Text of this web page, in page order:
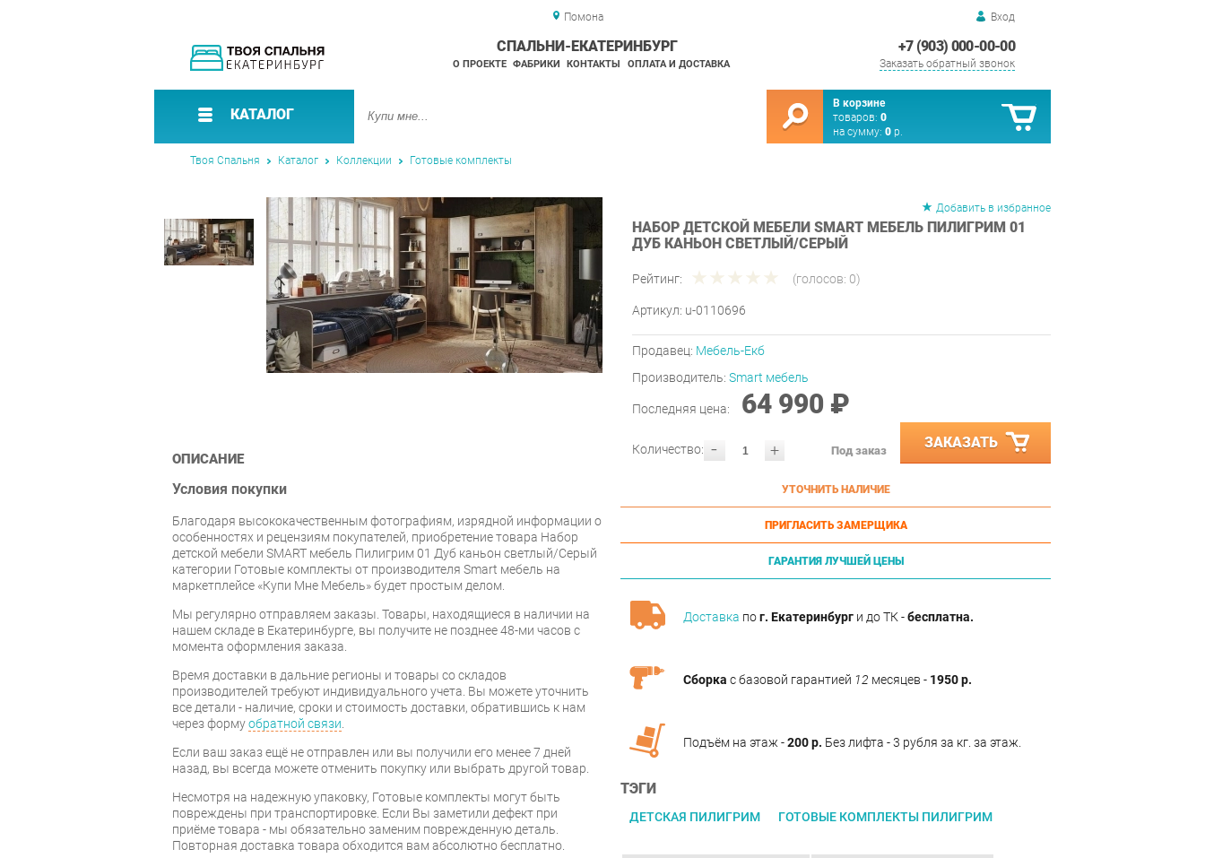
Помона Вход
+7 (903) 000-00-00
Заказать обратный звонок
СПАЛЬНИ-ЕКАТЕРИНБУРГ
О ПРОЕКТЕ ФАБРИКИ КОНТАКТЫ ОПЛАТА И ДОСТАВКА
КАТАЛОГ
В корзине
товаров: 0
на сумму: 0 р.
Твоя Спальня Каталог Коллекции Готовые комплекты
Добавить в избранное
НАБОР ДЕТСКОЙ МЕБЕЛИ SMART МЕБЕЛЬ ПИЛИГРИМ 01
ДУБ КАНЬОН СВЕТЛЫЙ/СЕРЫЙ
Рейтинг: (голосов: 0)
Артикул: u-0110696
Продавец: Мебель-Екб
Производитель: Smart мебель
Последняя цена: 64 990 ₽
- +
Количество: Под заказ ЗАКАЗАТЬ
УТОЧНИТЬ НАЛИЧИЕ
ПРИГЛАСИТЬ ЗАМЕРЩИКА
ГАРАНТИЯ ЛУЧШЕЙ ЦЕНЫ
Доставка пог. Екатеринбург и до ТК -бесплатна.
Сборка с базовой гарантией 12 месяцев - 1950 р.
Подъём на этаж -200 р. Без лифта - 3 рубля за кг. за этаж.
ТЭГИ
ДЕТСКАЯ ПИЛИГРИМ ГОТОВЫЕ КОМПЛЕКТЫ ПИЛИГРИМ
ОПИСАНИЕ
Условия покупки
Благодаря высококачественным фотографиям, изрядной информации о
особенностях и рецензиям покупателей, приобретение товара Набор
детской мебели SMART мебель Пилигрим 01 Дуб каньон светлый/Серый
категории Готовые комплекты от производителя Smart мебель на
маркетплейсе «Купи Мне Мебель» будет простым делом.
Мы регулярно отправляем заказы. Товары, находящиеся в наличии на
нашем складе в Екатеринбурге, вы получите не позднее 48-ми часов с
момента оформления заказа.
Время доставки в дальние регионы и товары со складов
производителей требуют индивидуального учета. Вы можете уточнить
все детали - наличие, сроки и стоимость доставки, обратившись к нам
через формуобратной связи
Если ваш заказ ещё не отправлен или вы получили его менее 7 дней
назад, вы всегда можете отменить покупку или выбрать другой товар.
Несмотря на надежную упаковку, Готовые комплекты могут быть
повреждены при транспортировке. Если Вы заметили дефект при
приёме товара - мы обязательно заменим поврежденную деталь.
Повторная доставка товара обходится вам абсолютно бесплатно.